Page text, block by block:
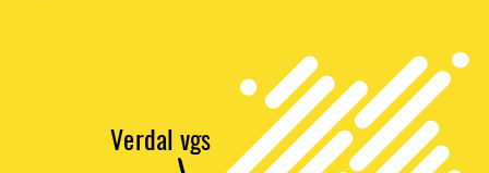
Verdal vgs